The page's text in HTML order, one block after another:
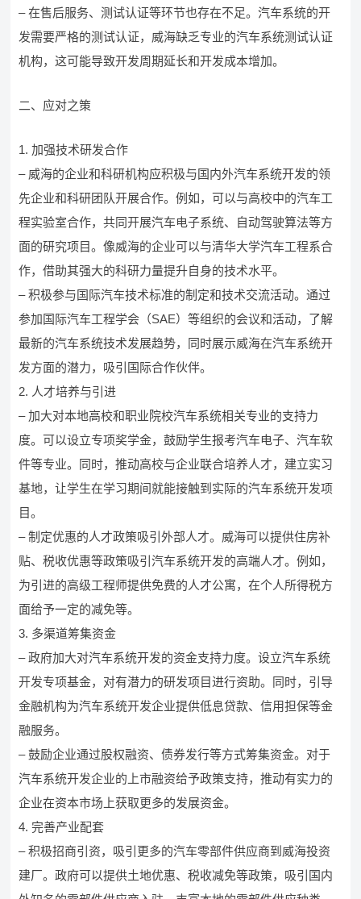
– 在售后服务、测试认证等环节也存在不足。汽车系统的开
发需要严格的测试认证，威海缺乏专业的汽车系统测试认证
机构，这可能导致开发周期延长和开发成本增加。
二、应对之策
1. 加强技术研发合作
– 威海的企业和科研机构应积极与国内外汽车系统开发的领
先企业和科研团队开展合作。例如，可以与高校中的汽车工
程实验室合作，共同开展汽车电子系统、自动驾驶算法等方
面的研究项目。像威海的企业可以与清华大学汽车工程系合
作，借助其强大的科研力量提升自身的技术水平。
– 积极参与国际汽车技术标准的制定和技术交流活动。通过
参加国际汽车工程学会（SAE）等组织的会议和活动，了解
最新的汽车系统技术发展趋势，同时展示威海在汽车系统开
发方面的潜力，吸引国际合作伙伴。
2. 人才培养与引进
– 加大对本地高校和职业院校汽车系统相关专业的支持力
度。可以设立专项奖学金，鼓励学生报考汽车电子、汽车软
件等专业。同时，推动高校与企业联合培养人才，建立实习
基地，让学生在学习期间就能接触到实际的汽车系统开发项
目。
– 制定优惠的人才政策吸引外部人才。威海可以提供住房补
贴、税收优惠等政策吸引汽车系统开发的高端人才。例如，
为引进的高级工程师提供免费的人才公寓，在个人所得税方
面给予一定的减免等。
3. 多渠道筹集资金
– 政府加大对汽车系统开发的资金支持力度。设立汽车系统
开发专项基金，对有潜力的研发项目进行资助。同时，引导
金融机构为汽车系统开发企业提供低息贷款、信用担保等金
融服务。
– 鼓励企业通过股权融资、债券发行等方式筹集资金。对于
汽车系统开发企业的上市融资给予政策支持，推动有实力的
企业在资本市场上获取更多的发展资金。
4. 完善产业配套
– 积极招商引资，吸引更多的汽车零部件供应商到威海投资
建厂。政府可以提供土地优惠、税收减免等政策，吸引国内